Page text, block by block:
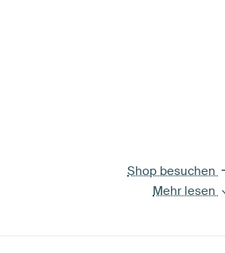
Shop besuchen
Mehr lesen